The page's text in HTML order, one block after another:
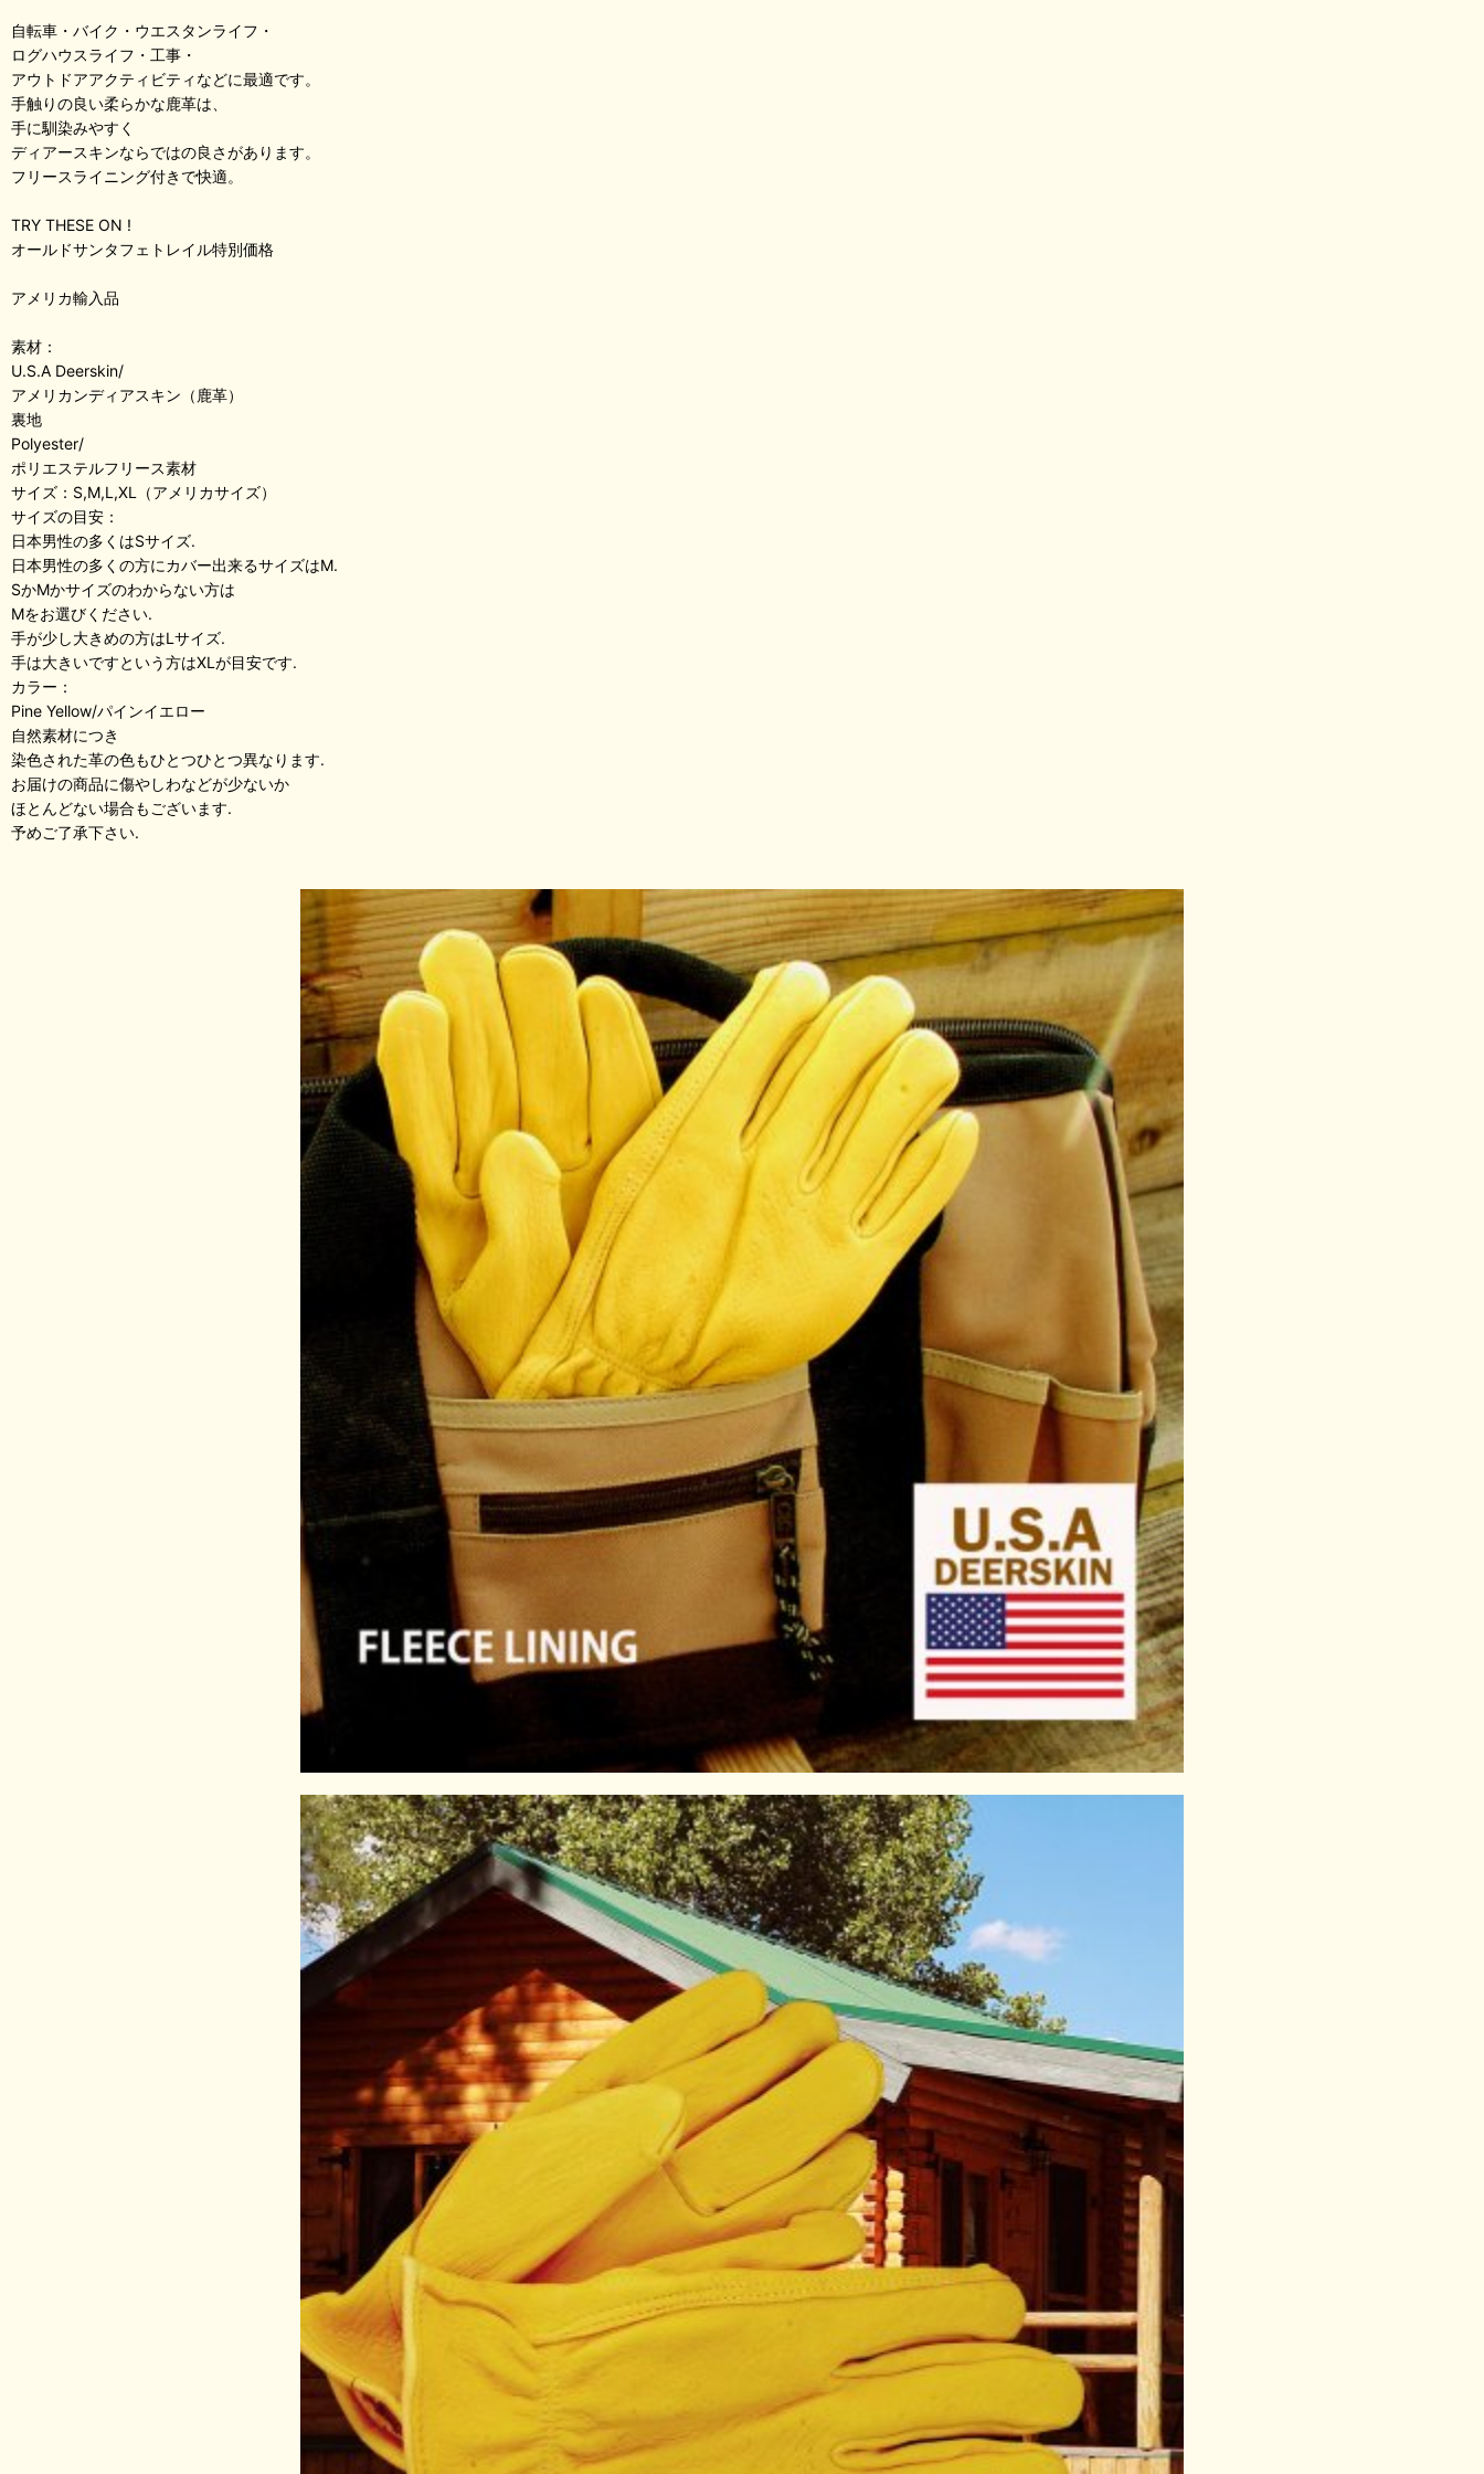
自転車・バイク・ウエスタンライフ・
ログハウスライフ・工事・
アウトドアアクティビティなどに最適です。
手触りの良い柔らかな鹿革は、
手に馴染みやすく
ディアースキンならではの良さがあります。
フリースライニング付きで快適。
TRY THESE ON !
オールドサンタフェトレイル特別価格
アメリカ輸入品
素材：
U.S.A Deerskin/
アメリカンディアスキン（鹿革）
裏地
Polyester/
ポリエステルフリース素材
サイズ：S,M,L,XL（アメリカサイズ）
サイズの目安：
日本男性の多くはSサイズ.
日本男性の多くの方にカバー出来るサイズはM.
SかMかサイズのわからない方は
Mをお選びください.
手が少し大きめの方はLサイズ.
手は大きいですという方はXLが目安です.
カラー：
Pine Yellow/パインイエロー
自然素材につき
染色された革の色もひとつひとつ異なります.
お届けの商品に傷やしわなどが少ないか
ほとんどない場合もございます.
予めご了承下さい.